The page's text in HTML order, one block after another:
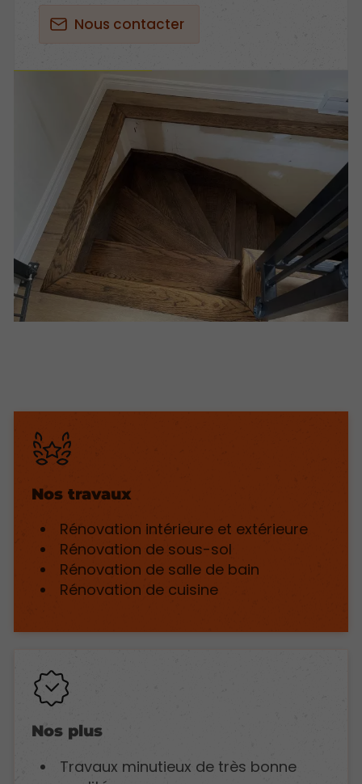
Nous contacter
Nos travaux
Rénovation intérieure et extérieure
Rénovation de sous-sol
Rénovation de salle de bain
Rénovation de cuisine
Nos plus
Travaux minutieux de très bonne